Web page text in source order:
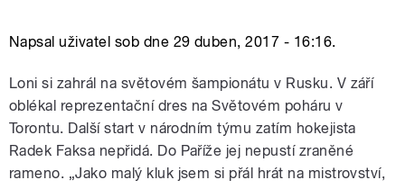
Napsal uživatel sob dne 29 duben, 2017 - 16:16.
Loni si zahrál na světovém šampionátu v Rusku. V září
oblékal reprezentační dres na Světovém poháru v
Torontu. Další start v národním týmu zatím hokejista
Radek Faksa nepřidá. Do Paříže jej nepustí zraněné
rameno. „Jako malý kluk jsem si přál hrát na mistrovství,